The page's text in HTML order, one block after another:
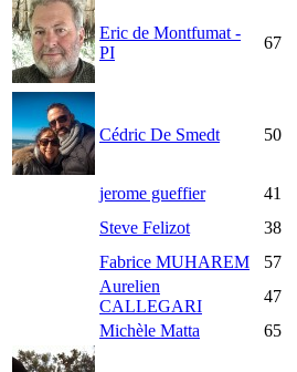
Eric de Montfumat -
PI
67
Cédric De Smedt 50
jerome gueffier 41
Steve Felizot
38
Fabrice MUHAREM
57
Aurelien
CALLEGARI
47
Michèle Matta
65